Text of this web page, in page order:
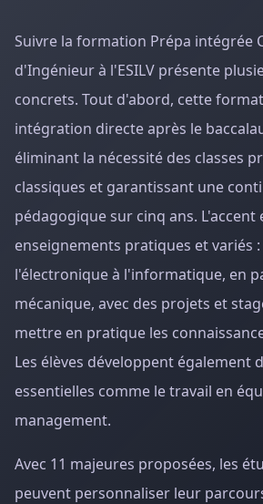
Suivre la formation Prépa intégrée
d'Ingénieur à l'ESILV présente
concrets. Tout d'abord, cette
intégration directe après le
éliminant la nécessité des classes
classiques et garantissant une
pédagogique sur cinq ans. L'accent
enseignements pratiques et variés
l'électronique à l'informatique, en
mécanique, avec des projets et
mettre en pratique les
Les élèves développent également
essentielles comme le travail en
management.
Avec 11 majeures proposées, les
peuvent personnaliser leur